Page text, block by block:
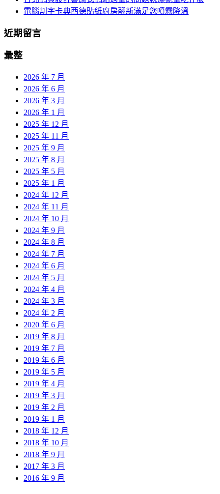
電腦割字卡典西德貼紙廚房翻新滿足您噴霧降溫
近期留言
彙整
2026 年 7 月
2026 年 6 月
2026 年 3 月
2026 年 1 月
2025 年 12 月
2025 年 11 月
2025 年 9 月
2025 年 8 月
2025 年 5 月
2025 年 1 月
2024 年 12 月
2024 年 11 月
2024 年 10 月
2024 年 9 月
2024 年 8 月
2024 年 7 月
2024 年 6 月
2024 年 5 月
2024 年 4 月
2024 年 3 月
2024 年 2 月
2020 年 6 月
2019 年 8 月
2019 年 7 月
2019 年 6 月
2019 年 5 月
2019 年 4 月
2019 年 3 月
2019 年 2 月
2019 年 1 月
2018 年 12 月
2018 年 10 月
2018 年 9 月
2017 年 3 月
2016 年 9 月